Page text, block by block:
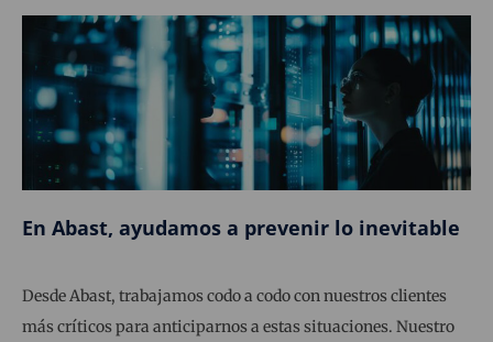
En Abast, ayudamos a prevenir lo inevitable
Desde Abast, trabajamos codo a codo con nuestros clientes
más críticos para anticiparnos a estas situaciones. Nuestro